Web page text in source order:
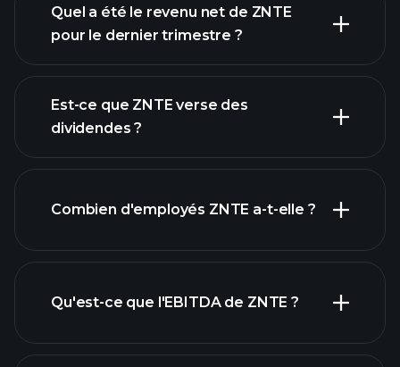
les bénéfices de ZNTE
rapports financiers
Quel a été le revenu net de ZNTE
pour le dernier trimestre ?
financiers
Est-ce que ZNTE verse des
dividendes ?
actions à fort
Combien d'employés ZNTE a-t-elle ?
plus grands
Qu'est-ce que l'EBITDA de ZNTE ?